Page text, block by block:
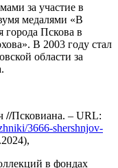
за участие в
медалями «В
города Пскова в
В 2003 году стал
области за
//Псковиана. – URL:
3666-shershnjov-
в фондах